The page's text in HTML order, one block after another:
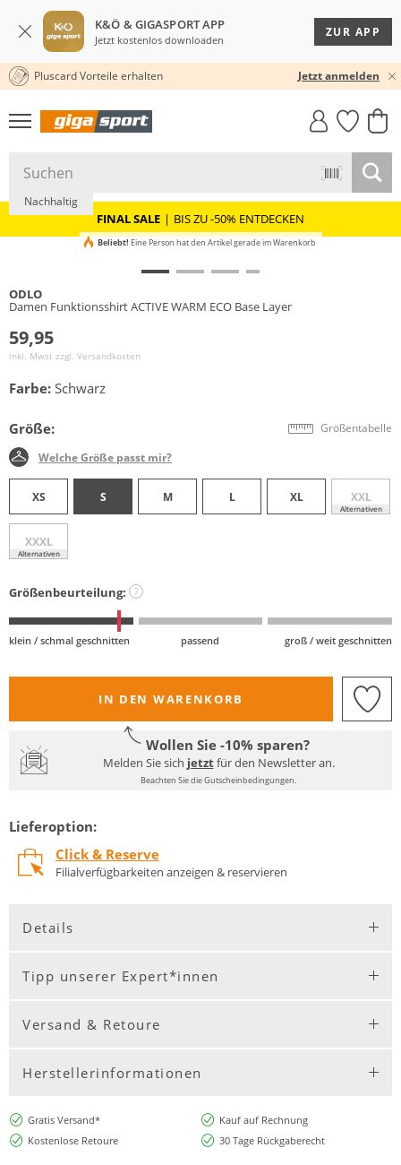
K&Ö & GIGASPORT APP
Jetzt kostenlos downloaden
ZUR APP
30 TAGE RÜCKGABERECHT
Pluscard Vorteile erhalten Jetzt anmelden
GIGASTYLE
FAHRRAD­
MUST-HAVE
FINAL SALE | BIS ZU -50% ENTDECKEN
Nachhaltig
Beliebt! Eine Person hat den Artikel gerade im Warenkorb
ODLO
Damen Funktionsshirt ACTIVE WARM ECO Base Layer
59,95
inkl. Mwst zzgl. Versandkosten
Farbe: Schwarz
Größe: Größentabelle
Welche Größe passt mir?
XS S M L XL XXL
Alternativen
XXXL
Alternativen
Größenbeurteilung: ?
klein / schmal geschnitten passend groß / weit geschnitten
IN DEN WARENKORB
Wollen Sie -10% sparen?
Melden Sie sich jetztfür den Newsletter an.
Beachten Sie die Gutscheinbedingungen.
Lieferoption:
Click & Reserve
Filialverfügbarkeiten anzeigen & reservieren
Details
Tipp unserer Expert*innen
Versand & Retoure
Herstellerinformationen
Gratis Versand*
Kauf auf Rechnung
Kostenlose Retoure
30 Tage Rückgaberecht